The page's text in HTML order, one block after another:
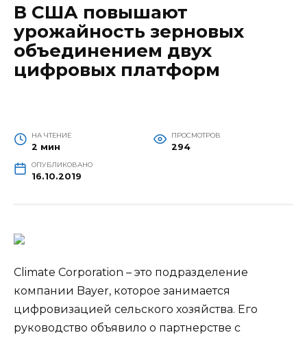
В США повышают
урожайность зерновых
объединением двух
цифровых платформ
НА ЧТЕНИЕ
2 мин
ПРОСМОТРОВ
294
ОПУБЛИКОВАНО
16.10.2019
Climate Corporation – это подразделение
компании Bayer, которое занимается
цифровизацией сельского хозяйства. Его
руководство объявило о партнерстве с